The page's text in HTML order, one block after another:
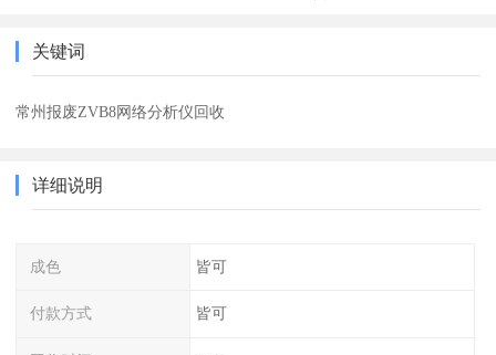
关键词
常州报废ZVB8网络分析仪回收
详细说明
成色 皆可
付款方式 皆可